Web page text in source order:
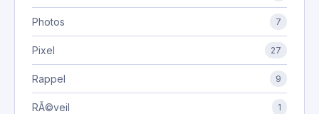
Photos 7
Pixel 27
Rappel 9
RÃ©veil 1